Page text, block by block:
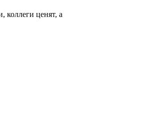
коллеги ценят, а